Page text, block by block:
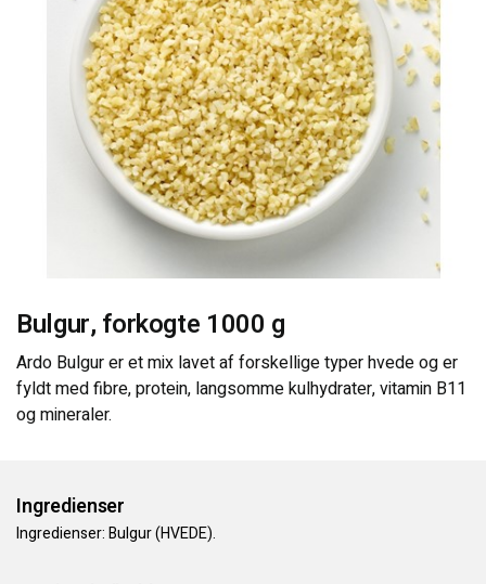
Bæredygtighed
Om Ardo NV
Ardo.com
KONTAKT OS
Bulgur, forkogte 1000 g
Ardo Bulgur er et mix lavet af forskellige typer hvede og er
fyldt med fibre, protein, langsomme kulhydrater, vitamin B11
og mineraler.
Ingredienser
Ingredienser: Bulgur (HVEDE).